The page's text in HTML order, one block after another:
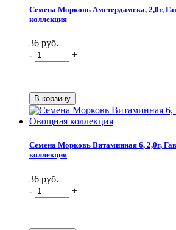
Семена Морковь Амстердамска, 2,0г,
коллекция
36 руб.
-
+
Семена Морковь Витаминная 6, 2,0г,
коллекция
36 руб.
-
+